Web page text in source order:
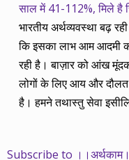
साल में 41-112%, मिले है
भारतीय अर्थव्यवस्था बढ़
कि इसका लाभ आम आदमी
रही है। बाज़ार को आंख
लोगों के लिए आय और
है। हमने तथास्तु सेवा
Subscribe to